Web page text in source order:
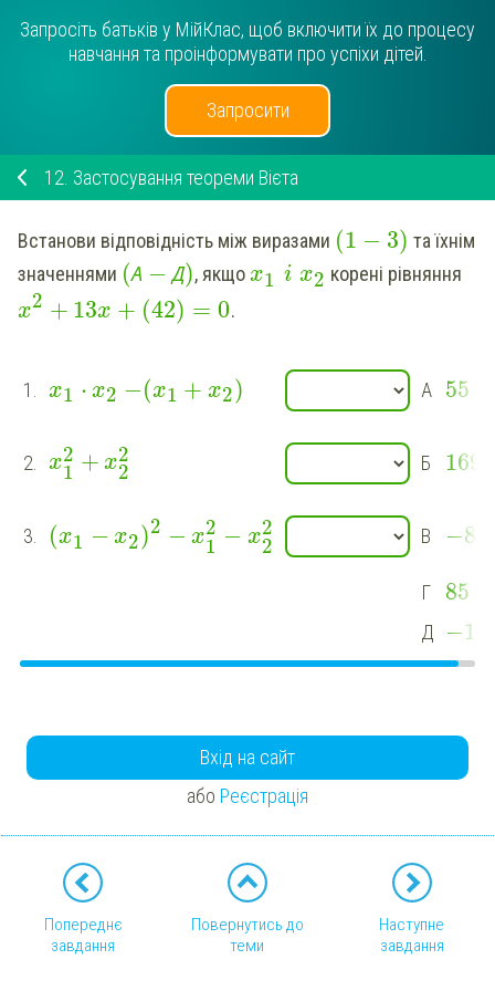
Запросіть батьків у МійКлас, щоб включити їх до процесу
навчання та проінформувати про успіхи дітей.
Запросити
12. Застосування теореми Вієта
Встанови відповідність між виразами (1 − 3) та їхнім
значеннями (А − Д), якщоx1 i x2 корені рівняння
x2 + 13x + (42) = 0.
1. x1 ⋅ x2 −(x1 + x2) А 55
2. x2
1 + x2
2 Б 169
3. (x1 − x2)2 − x2
1 − x2
2 В −84
Г 85
Д −13
Вхід на сайт
або Реєстрація
Попереднє
завдання
Повернутись до
теми
Наступне
завдання